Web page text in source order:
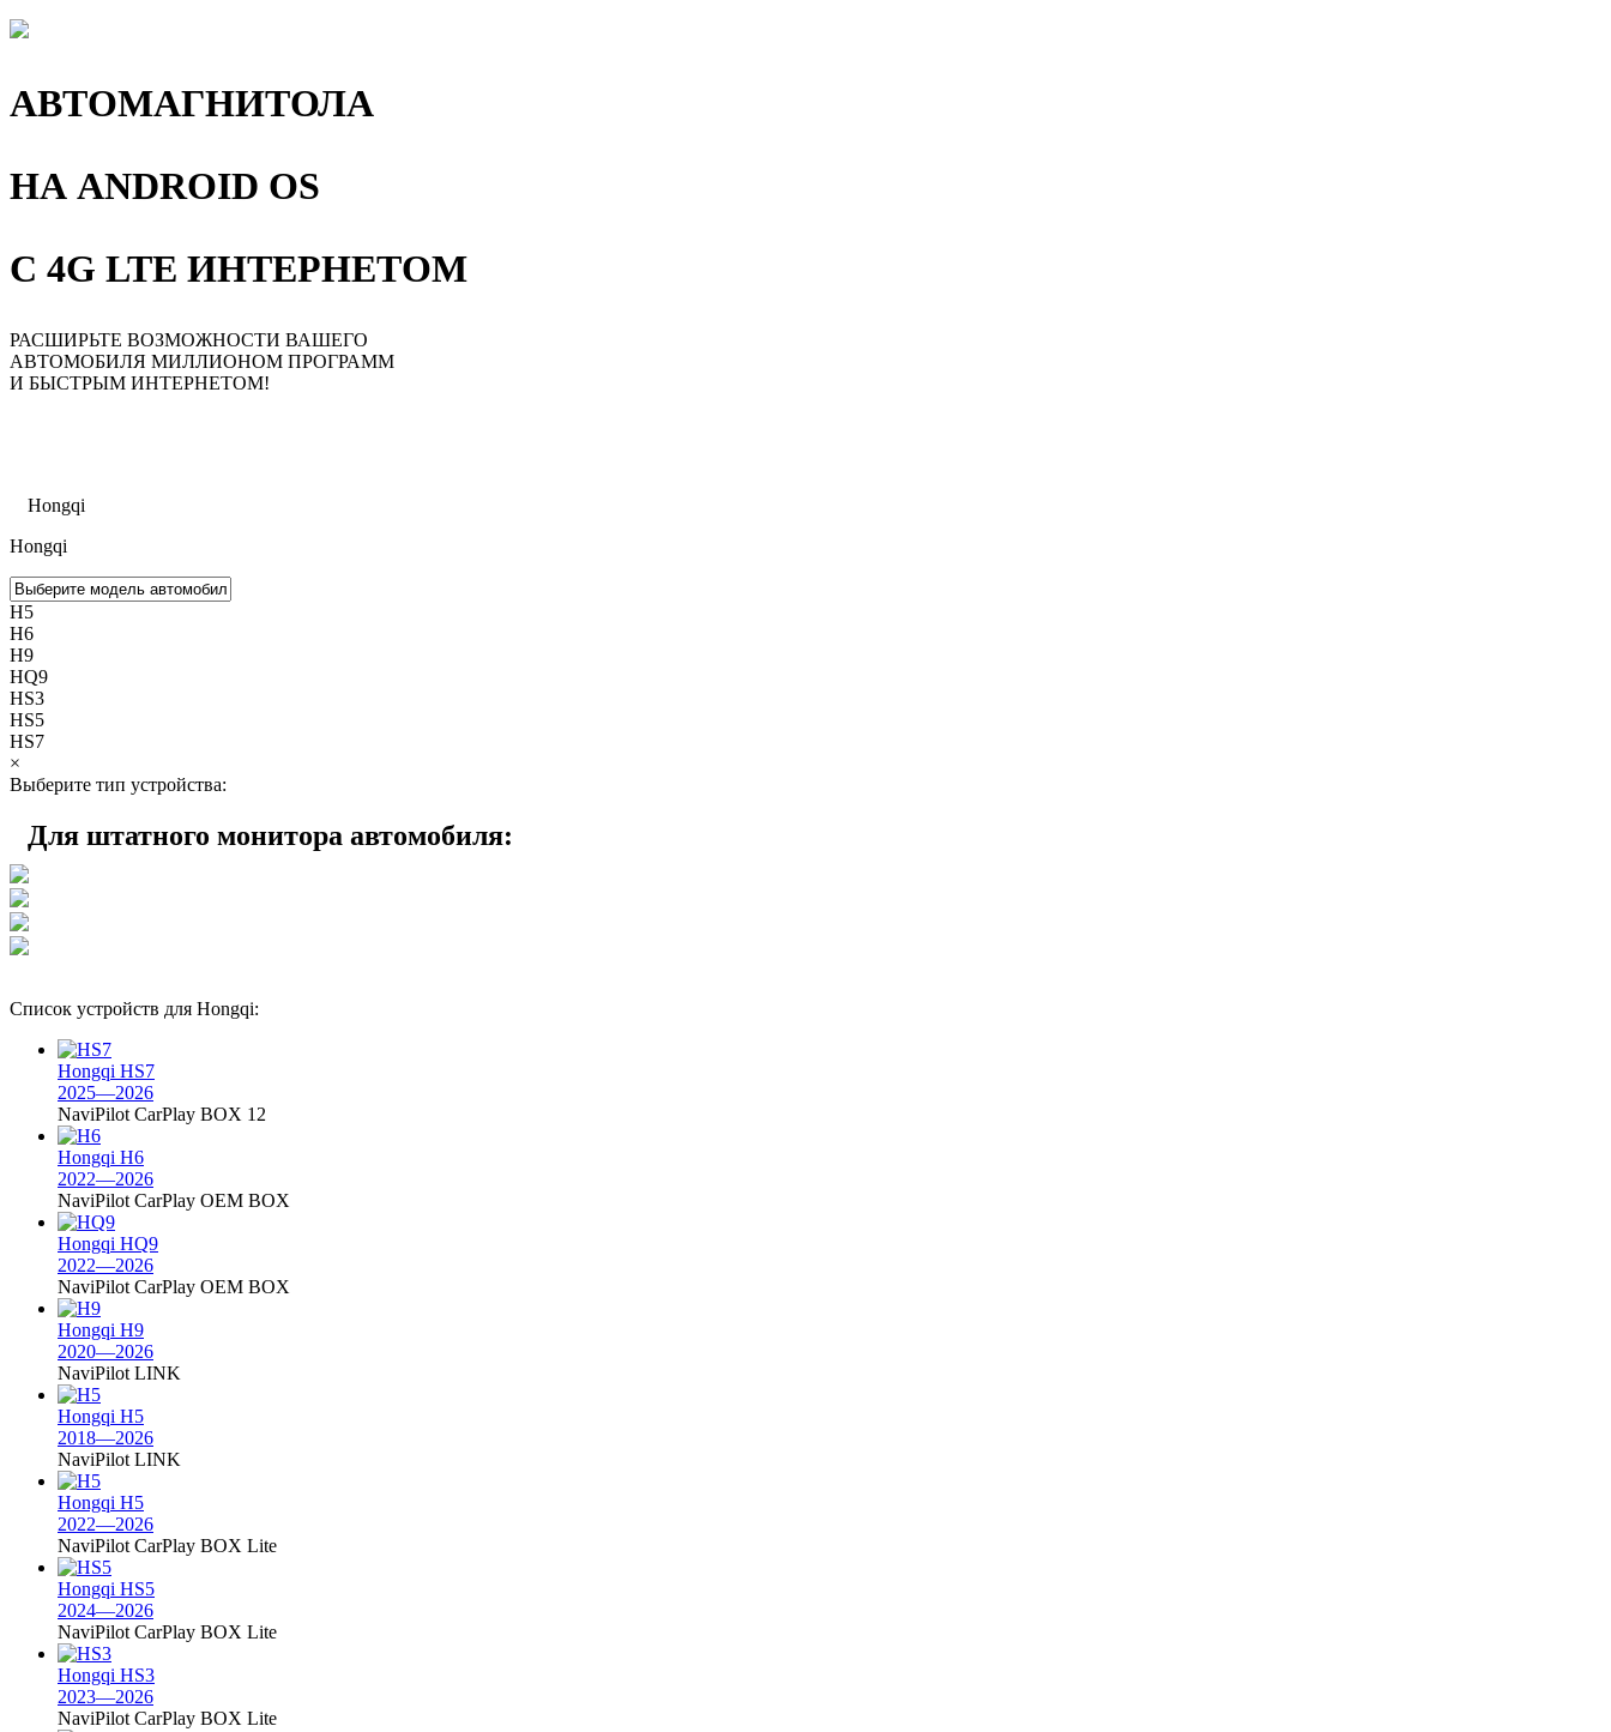
АВТОМАГНИТОЛА
НА ANDROID OS
С 4G LTE ИНТЕРНЕТОМ
РАСШИРЬТЕ ВОЗМОЖНОСТИ ВАШЕГО
АВТОМОБИЛЯ МИЛЛИОНОМ ПРОГРАММ
И БЫСТРЫМ ИНТЕРНЕТОМ!
Hongqi
Hongqi
H5
H6
H9
HQ9
HS3
HS5
HS7
×
Выберите тип устройства:
Для штатного монитора автомобиля:
Список устройств для Hongqi:
Hongqi HS7
2025—2026
NaviPilot CarPlay BOX 12
Hongqi H6
2022—2026
NaviPilot CarPlay OEM BOX
Hongqi HQ9
2022—2026
NaviPilot CarPlay OEM BOX
Hongqi H9
2020—2026
NaviPilot LINK
Hongqi H5
2018—2026
NaviPilot LINK
Hongqi H5
2022—2026
NaviPilot CarPlay BOX Lite
Hongqi HS5
2024—2026
NaviPilot CarPlay BOX Lite
Hongqi HS3
2023—2026
NaviPilot CarPlay BOX Lite